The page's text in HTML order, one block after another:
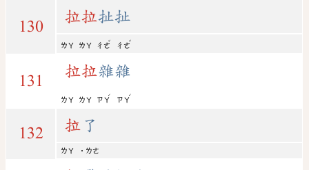
130
拉拉扯扯
ㄌㄚ ㄌㄚ ㄔㄜ
ˇ
ㄔㄜ
ˇ
131
拉拉雜雜
ㄌㄚ ㄌㄚ ㄗㄚ
ˊ
ㄗㄚ
ˊ
132 拉 了
ㄌㄚ ˙ㄌㄜ